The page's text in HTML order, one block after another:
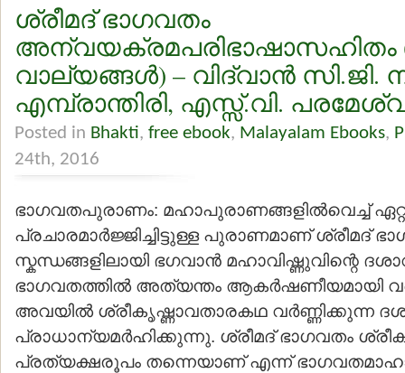
ശ്രീമദ് ഭാഗവതം
അന്വയക്രമപരിഭാഷാസഹിതം
വാല്യങ്ങള്‍) – വിദ്വാന്‍
എമ്പ്രാന്തിരി, എസ്സ്.വി.
Posted in Bhakti, free ebook, Malayalam Ebooks,
24th, 2016
ഭാഗവതപുരാണം: മഹാപുരാണങ്ങളില്‍വെച്ച്
പ്രചാരമാര്‍ജ്ജിച്ചിട്ടുള്ള പുരാണമാണ് ശ്രീമദ്
സ്കന്ധങ്ങളിലായി ഭഗവാന്‍ മഹാവിഷ്ണുവിന്റെ
ഭാഗവതത്തില്‍ അത്യന്തം ആകര്‍ഷണീയമായി
അവയില്‍ ശ്രീകൃഷ്ണാവതാരകഥ വര്‍ണ്ണിക്കുന്ന
പ്രാധാന്യമര്‍ഹിക്കുന്നു. ശ്രീമദ് ഭാഗവതം
പ്രത്യക്ഷരൂപം തന്നെയാണ് എന്ന്